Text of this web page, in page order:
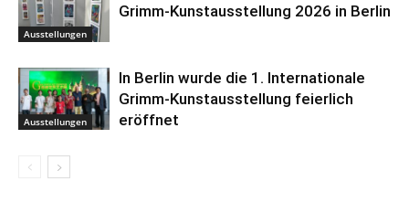
Ausstellungen
Grimm-Kunstausstellung 2026 in Berlin
Ausstellungen
In Berlin wurde die 1. Internationale
Grimm-Kunstausstellung feierlich
eröffnet